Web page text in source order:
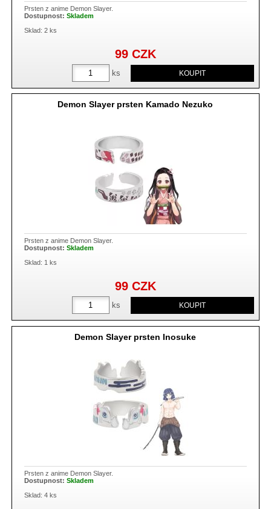
Prsten z anime Demon Slayer.
Dostupnost:Skladem
Sklad: 2 ks
ks
99 CZK
Demon Slayer prsten Kamado Nezuko
Prsten z anime Demon Slayer.
Dostupnost:Skladem
Sklad: 1 ks
ks
99 CZK
Demon Slayer prsten Inosuke
Prsten z anime Demon Slayer.
Dostupnost:Skladem
Sklad: 4 ks